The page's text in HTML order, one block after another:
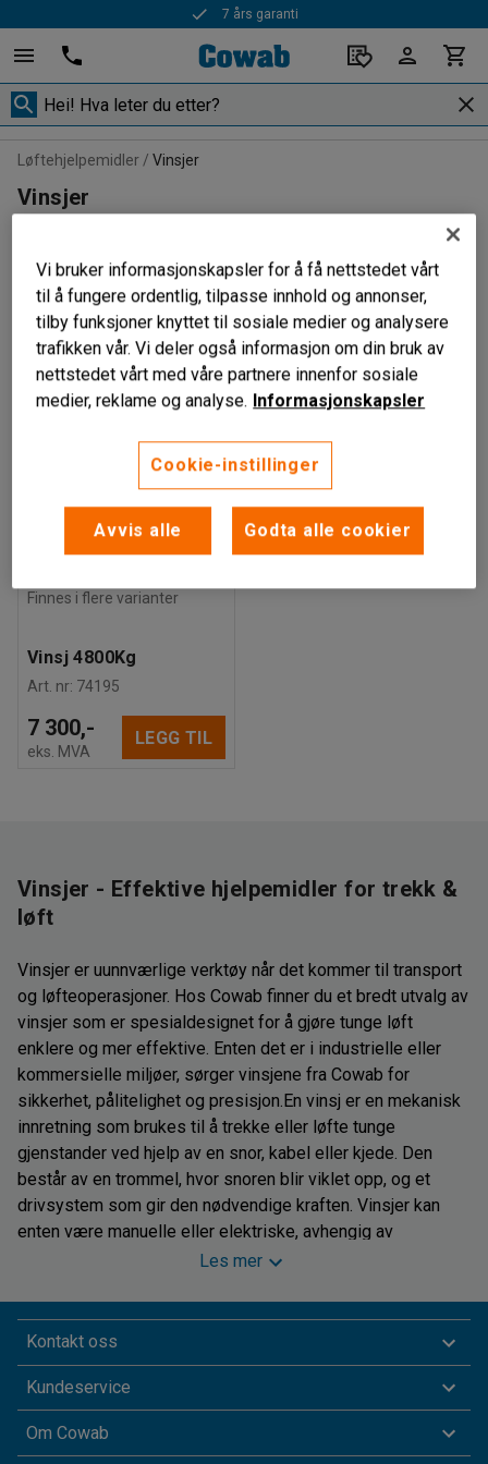
7 års garanti
Løftehjelpemidler Vinsjer
Vinsjer
Sorter
1 produkter
Finnes i flere varianter
Vinsj 4800Kg
Art. nr: 74195
7 300,-
eks. MVA
LEGG TIL
Vinsjer - Effektive hjelpemidler for trekk &
løft
Vinsjer er uunnværlige verktøy når det kommer til transport
og løfteoperasjoner. Hos Cowab finner du et bredt utvalg av
vinsjer som er spesialdesignet for å gjøre tunge løft
enklere og mer effektive. Enten det er i industrielle eller
kommersielle miljøer, sørger vinsjene fra Cowab for
sikkerhet, pålitelighet og presisjon.En vinsj er en mekanisk
innretning som brukes til å trekke eller løfte tunge
gjenstander ved hjelp av en snor, kabel eller kjede. Den
består av en trommel, hvor snoren blir viklet opp, og et
drivsystem som gir den nødvendige kraften. Vinsjer kan
enten være manuelle eller elektriske, avhengig av
bruksområdet og belastningen de skal håndtere.Våre
et lager, fabrikk eller byggeplass, er vinsjer ideelle for å
håndtere materialer, utstyr og tunge gjenstander. De kan
brukes til både trekk og løft, noe som gjør dem til svært
funksjonelle og fleksible løftehjelpemidler. Vi har for
eksempel vinsj i aluminium, noe som gir en lav vekt
Les mer
Kontakt oss
Kundeservice
Om Cowab
Vi bruker informasjonskapsler for å få nettstedet vårt
til å fungere ordentlig, tilpasse innhold og annonser,
tilby funksjoner knyttet til sosiale medier og analysere
trafikken vår. Vi deler også informasjon om din bruk av
nettstedet vårt med våre partnere innenfor sosiale
medier, reklame og analyse. Informasjonskapsler
Cookie-instillinger
Avvis alle Godta alle cookier